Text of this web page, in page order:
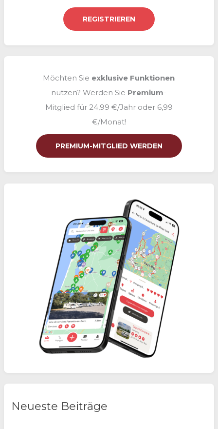
REGISTRIEREN
Möchten Sie exklusive Funktionen
nutzen? Werden Sie Premium-
Mitglied für 24,99 €/Jahr oder 6,99
€/Monat!
PREMIUM-MITGLIED WERDEN
Neueste Beiträge